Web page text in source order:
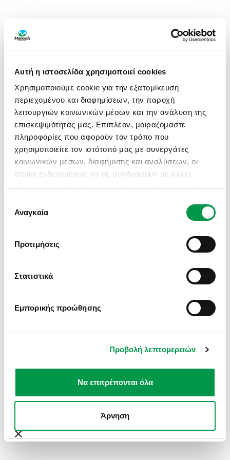
Αυτή η ιστοσελίδα χρησιμοποιεί cookies
Χρησιμοποιούμε cookie για την εξατομίκευση
περιεχομένου και διαφημίσεων, την παροχή
λειτουργιών κοινωνικών μέσων και την ανάλυση της
επισκεψιμότητάς μας. Επιπλέον, μοιραζόμαστε
πληροφορίες που αφορούν τον τρόπο που
χρησιμοποιείτε τον ιστότοπό μας με συνεργάτες
κοινωνικών μέσων, διαφήμισης και αναλύσεων, οι
οποίοι ενδεχομένως να τις συνδυάσουν με άλλες
χρήση των υπηρεσιών τους.
συγκατάθεσης
Αναγκαία
Προτιμήσεις
Στατιστικά
Εμπορικής προώθησης
Προβολή λεπτομερειών
Να επιτρέπονται όλα
Άρνηση
APPLICATION ERROR: A CLIENT-SIDE EXCEPTION HAS